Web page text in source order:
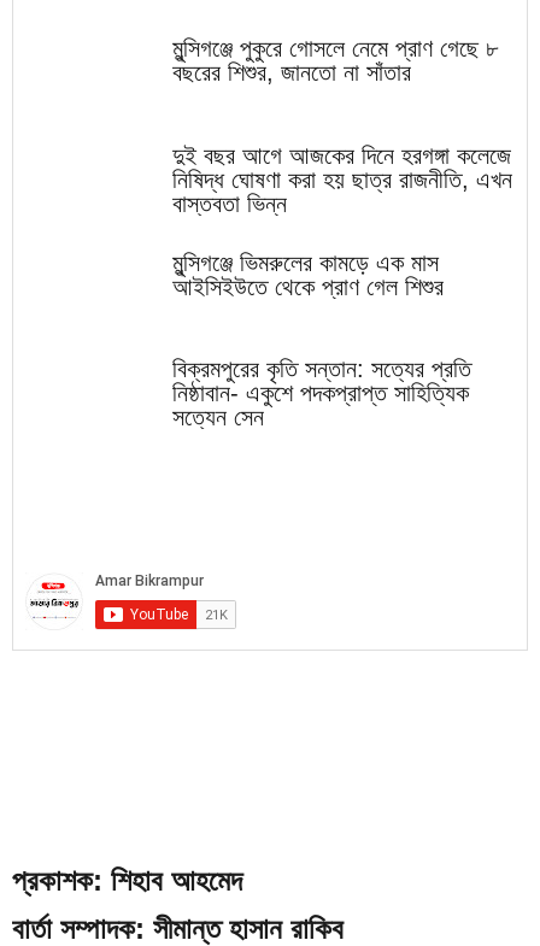
মুন্সিগঞ্জে পুকুরে গোসলে নেমে প্রাণ গেছে ৮
বছরের শিশুর, জানতো না সাঁতার
দুই বছর আগে আজকের দিনে হরগঙ্গা কলেজে
নিষিদ্ধ ঘোষণা করা হয় ছাত্র রাজনীতি, এখন
বাস্তবতা ভিন্ন
মুন্সিগঞ্জে ভিমরুলের কামড়ে এক মাস
আইসিইউতে থেকে প্রাণ গেল শিশুর
বিক্রমপুরের কৃতি সন্তান: সত্যের প্রতি
নিষ্ঠাবান- একুশে পদকপ্রাপ্ত সাহিত্যিক
সত্যেন সেন
প্রকাশক: শিহাব আহমেদ
বার্তা সম্পাদক: সীমান্ত হাসান রাকিব